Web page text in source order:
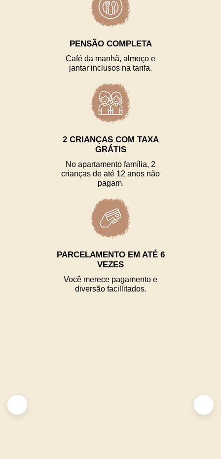
PENSÃO COMPLETA
Café da manhã, almoço e
jantar inclusos na tarifa.
2 CRIANÇAS COM TAXA
GRÁTIS
No apartamento família, 2
crianças de até 12 anos não
pagam.
PARCELAMENTO EM ATÉ 6
VEZES
Você merece pagamento e
diversão facillitados.